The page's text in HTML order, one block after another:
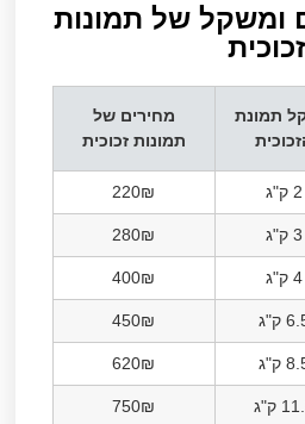
ומשקל של תמונות
זכוכית
תמונת
מחירים של
תמונות זכוכית
2 ק"ג 220₪
3 ק"ג 280₪
4 ק"ג 400₪
ק"ג 450₪
ק"ג 620₪
ק"ג 750₪